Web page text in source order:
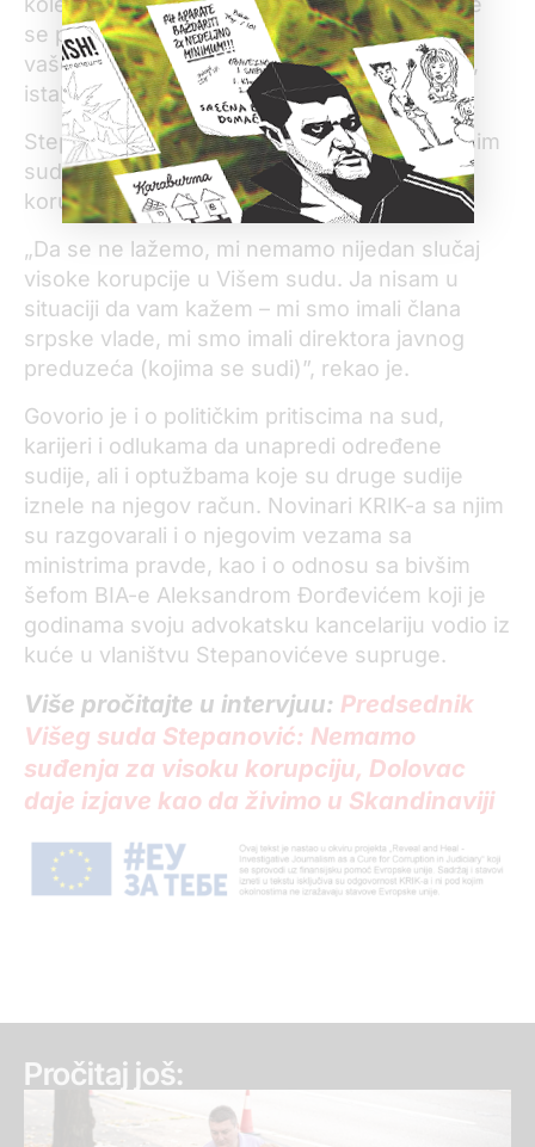
se prikazivalo, od strane, između ostalog i
vašeg portala, da je to imalo neku pozadinu“,
istakao je Stepanović.
Stepanović je u intervjuu kazao i da pred Višim
sudom u Beogradu nema slučajeva visoke
korupcije i za to okrivio tužilaštvo.
„Da se ne lažemo, mi nemamo nijedan slučaj
visoke korupcije u Višem sudu. Ja nisam u
situaciji da vam kažem – mi smo imali člana
srpske vlade, mi smo imali direktora javnog
preduzeća (kojima se sudi)”, rekao je.
Govorio je i o političkim pritiscima na sud,
karijeri i odlukama da unapredi određene
sudije, ali i optužbama koje su druge sudije
iznele na njegov račun. Novinari KRIK-a sa njim
su razgovarali i o njegovim vezama sa
ministrima pravde, kao i o odnosu sa bivšim
šefom BIA-e Aleksandrom Đorđevićem koji je
godinama svoju advokatsku kancelariju vodio iz
kuće u vlaništvu Stepanovićeve supruge.
Više pročitajte u intervjuu: Predsednik
Višeg suda Stepanović: Nemamo
suđenja za visoku korupciju, Dolovac
daje izjave kao da živimo u Skandinaviji
Pročitaj još: